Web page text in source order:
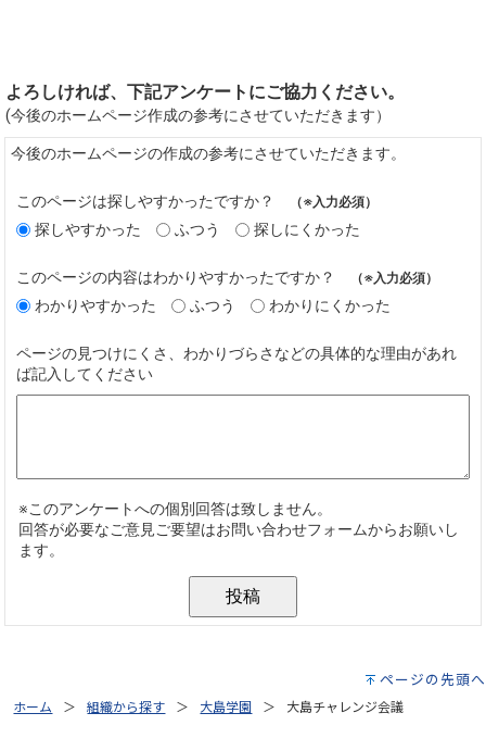
ページの先頭へ
ホーム 組織から探す 大島学園 大島チャレンジ会議